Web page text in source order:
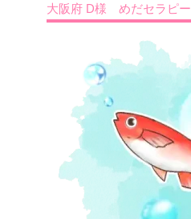
大阪府 D様 めだセラピー